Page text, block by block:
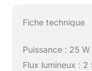
Fiche technique
Puissance : 25
Flux lumineux : 2